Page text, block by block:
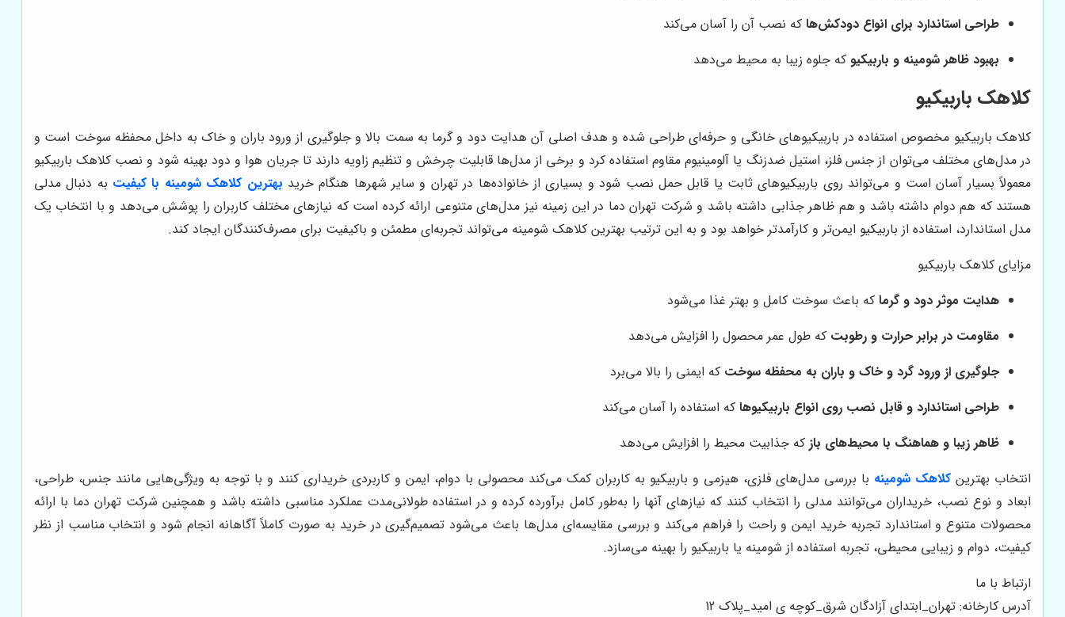
طراحی استاندارد برای انواع دودکش‌هاکه نصب آن را آسان می‌کند
بهبود ظاهر شومینه و باربیکیوکه جلوه زیبا به محیط می‌دهد
کلاهک باربیکیو
کلاهک باربیکیو مخصوص استفاده در باربیکیوهای خانگی و حرفه‌ای طراحی شده و هدف اصلی آن هدایت دود و گرما به سمت بالا و جلوگیری از ورود باران و خاک به داخل محفظه سوخت است و
در مدل‌های مختلف می‌توان از جنس فلز، استیل ضدزنگ یا آلومینیوم مقاوم استفاده کرد و برخی از مدل‌ها قابلیت چرخش و تنظیم زاویه دارند تا جریان هوا و دود بهینه شود و نصب کلاهک باربیکیو
معمولاً بسیار آسان است و می‌تواند روی باربیکیوهای ثابت یا قابل حمل نصب شود و بسیاری از خانواده‌ها در تهران و سایر شهرها هنگام خرید بهترین کلاهک شومینه با کیفیت به دنبال مدلی
هستند که هم دوام داشته باشد و هم ظاهر جذابی داشته باشد و شرکت تهران دما در این زمینه نیز مدل‌های متنوعی ارائه کرده است که نیازهای مختلف کاربران را پوشش می‌دهد و با انتخاب یک
مدل استاندارد، استفاده از باربیکیو ایمن‌تر و کارآمدتر خواهد بود و به این ترتیب بهترین کلاهک شومینه می‌تواند تجربه‌ای مطمئن و باکیفیت برای مصرف‌کنندگان ایجاد کند.
مزایای کلاهک باربیکیو
هدایت موثر دود و گرماکه باعث سوخت کامل و بهتر غذا می‌شود
مقاومت در برابر حرارت و رطوبت که طول عمر محصول را افزایش می‌دهد
جلوگیری از ورود گرد و خاک و باران به محفظه سوخت که ایمنی را بالا می‌برد
طراحی استاندارد و قابل نصب روی انواع باربیکیوهاکه استفاده را آسان می‌کند
ظاهر زیبا و هماهنگ با محیط‌های بازکه جذابیت محیط را افزایش می‌دهد
انتخاب بهترین کلاهک شومینه با بررسی مدل‌های فلزی، هیزمی و باربیکیو به کاربران کمک می‌کند محصولی با دوام، ایمن و کاربردی خریداری کنند و با توجه به ویژگی‌هایی مانند جنس، طراحی،
ابعاد و نوع نصب، خریداران می‌توانند مدلی را انتخاب کنند که نیازهای آنها را به‌طور کامل برآورده کرده و در استفاده طولانی‌مدت عملکرد مناسبی داشته باشد و همچنین شرکت تهران دما با ارائه
محصولات متنوع و استاندارد تجربه خرید ایمن و راحت را فراهم می‌کند و بررسی مقایسه‌ای مدل‌ها باعث می‌شود تصمیم‌گیری در خرید به صورت کاملاً آگاهانه انجام شود و انتخاب مناسب از نظر
کیفیت، دوام و زیبایی محیطی، تجربه استفاده از شومینه یا باربیکیو را بهینه می‌سازد.
ارتباط با ما
آدرس کارخانه: تهران_ابتدای آزادگان شرق_کوچه ی امید_پلاک 12